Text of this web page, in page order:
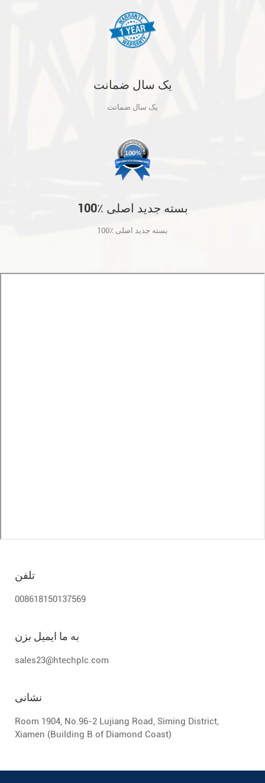
یک سال ضمانت
یک سال ضمانت
100٪ بسته جدید اصلی
100٪ بسته جدید اصلی
تلفن
008618150137569
به ما ایمیل بزن
sales23@htechplc.com
نشانی
Room 1904, No.96-2 Lujiang Road, Siming District,
Xiamen (Building B of Diamond Coast)